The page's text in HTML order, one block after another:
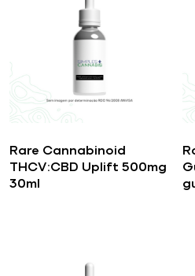
Rare Cannabinoid
THCV:CBD Uplift 500mg
30ml